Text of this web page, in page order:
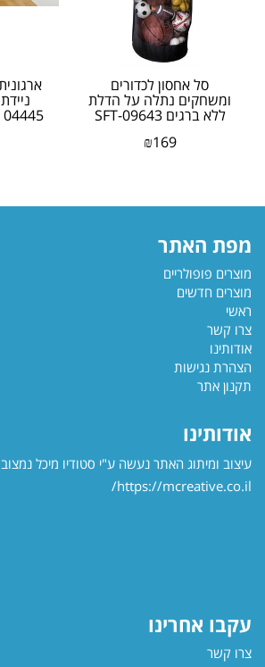
סל אחסון לכדורים
ומשחקים נתלה על הדלת
ללא ברגים SFT-09643
₪169
מפת האתר
מוצרים פופולריים
מוצרים חדשים
ראשי
צרו קשר
אודותינו
הצהרת נגישות
תקנון אתר
אודותינו
עיצוב ומיתוג האתר נעשה ע"י סטודיו מיכל נמצוב
https://mcreative.co.il/
עקבו אחרינו
צרו קשר